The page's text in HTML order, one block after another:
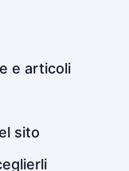
e articoli
sito